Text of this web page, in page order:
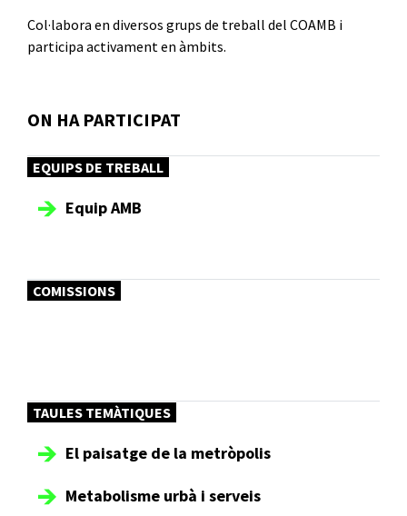
Col·labora en diversos grups de treball del COAMB i
participa activament en àmbits.
ON HA PARTICIPAT
EQUIPS DE TREBALL
Equip AMB
COMISSIONS
TAULES TEMÀTIQUES
El paisatge de la metròpolis
Metabolisme urbà i serveis